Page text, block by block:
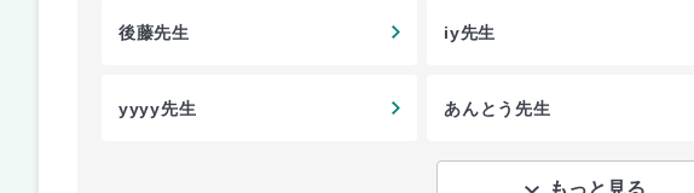
後藤先生 iy先生
yyyy先生 あんとう先生